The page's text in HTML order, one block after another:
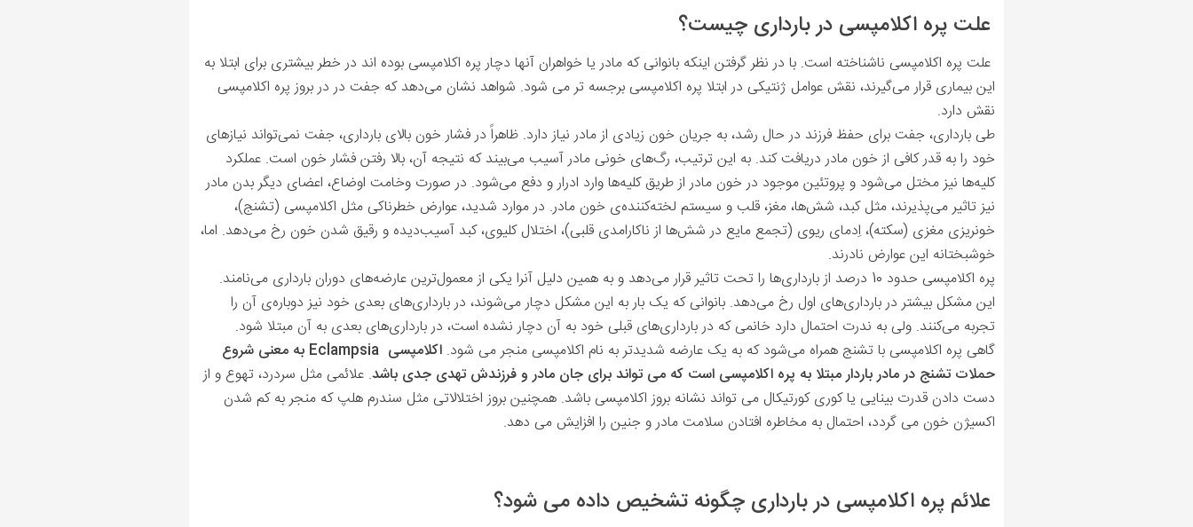
علت پره ‌اکلامپسی در بارداری چیست؟
علت پره ‌اکلامپسی ناشناخته است. با در نظر گرفتن اینکه بانوانی که مادر یا خواهران آنها دچار پره اکلامپسی بوده اند در خطر بیشتری برای ابتلا به
این بیماری قرار می‌گیرند، نقش عوامل ژنتیکی در ابتلا پره ‌اکلامپسی برجسه تر می شود. شواهد نشان می‌دهد که جفت در در بروز پره ‌اکلامپسی
نقش دارد.
طی بارداری، جفت برای حفظ فرزند در حال رشد، به جریان خون زیادی از مادر نیاز دارد. ظاهراً در فشار خون بالای بارداری، جفت نمی‌تواند نیازهای
خود را به قدر کافی از خون مادر دریافت ‌کند. به این ترتیب، رگ‌های خونی مادر آسیب می‌بیند که نتیجه‌ آن، بالا رفتن فشار خون است. عملکرد
کلیه‌ها نیز مختل می‌شود و پروتئین موجود در خون مادر از طریق کلیه‌ها وارد ادرار و دفع می‌شود. در صورت وخامت اوضاع، اعضای‌ دیگر بدن مادر
نیز تاثیر می‌پذیرند، مثل کبد، شش‌ها، مغز، قلب و سیستم لخته‌کننده‌ی خون مادر. در موارد شدید، عوارض خطرناکی مثل اکلامپسی (تشنج)،
خونریزی مغزی (سکته)، اِدمای ریوی (تجمع مایع در شش‌ها از ناکارامدی قلبی)، اختلال کلیوی، کبد آسیب‌دیده و رقیق شدن خون رخ می‌دهد. اما،
خوشبختانه این عوارض نادرند.
پره اکلامپسی حدود 10 درصد از بارداری‌ها را تحت تاثیر قرار می‌دهد و به همین دلیل آنرا یکی از معمول‌ترین عارضه‌های دوران بارداری می‌نامند.
این مشکل بیشتر در بارداری‌های اول رخ می‌دهد. بانوانی که یک بار به این مشکل دچار می‌شوند، در بارداری‌های بعدی خود نیز دوباره‌ی آن را
تجربه می‌کنند. ولی به ندرت احتمال دارد خانمی که در بارداری‌های قبلی خود به آن دچار نشده‌ است، در بارداری‌های بعدی به آن مبتلا شود.
گاهی پره ‌اکلامپسی با تشنج همراه می‌شود که به یک عارضه شدیدتر به نام اکلامپسی منجر می شود. اکلامپسی Eclampsia به معنی شروع
حملات تشنج در مادر باردار مبتلا به پره اکلامپسی است که می تواند برای جان مادر و فرزندش تهدی جدی باشد. علائمی مثل سردرد، تهوع و از
دست دادن قدرت بینایی یا کوری کورتیکال می تواند نشانه بروز اکلامپسی باشد. همچنین بروز اختلالاتی مثل سندرم هلپ که منجر به کم شدن
اکسیژن خون می گردد، احتمال به مخاطره افتادن سلامت مادر و جنین را افزایش می دهد.
علائم پره اکلامپسی در بارداری چگونه تشخیص داده می شود؟